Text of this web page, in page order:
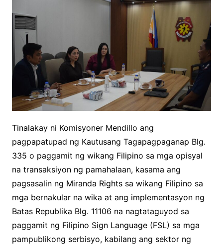
Tinalakay ni Komisyoner Mendillo ang
pagpapatupad ng Kautusang Tagapagpaganap Blg.
335 o paggamit ng wikang Filipino sa mga opisyal
na transaksiyon ng pamahalaan, kasama ang
pagsasalin ng Miranda Rights sa wikang Filipino sa
mga bernakular na wika at ang implementasyon ng
Batas Republika Blg. 11106 na nagtataguyod sa
paggamit ng Filipino Sign Language (FSL) sa mga
pampublikong serbisyo, kabilang ang sektor ng